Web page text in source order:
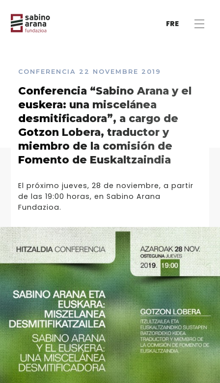
FRE
CONFERENCIA 22 NOVEMBRE 2019
Conferencia “Sabino Arana y el
euskera: una miscelánea
desmitificadora”, a cargo de
Gotzon Lobera, traductor y
miembro de la comisión de
Fomento de Euskaltzaindia
El próximo jueves, 28 de noviembre, a partir
de las 19:00 horas, en Sabino Arana
Fundazioa.